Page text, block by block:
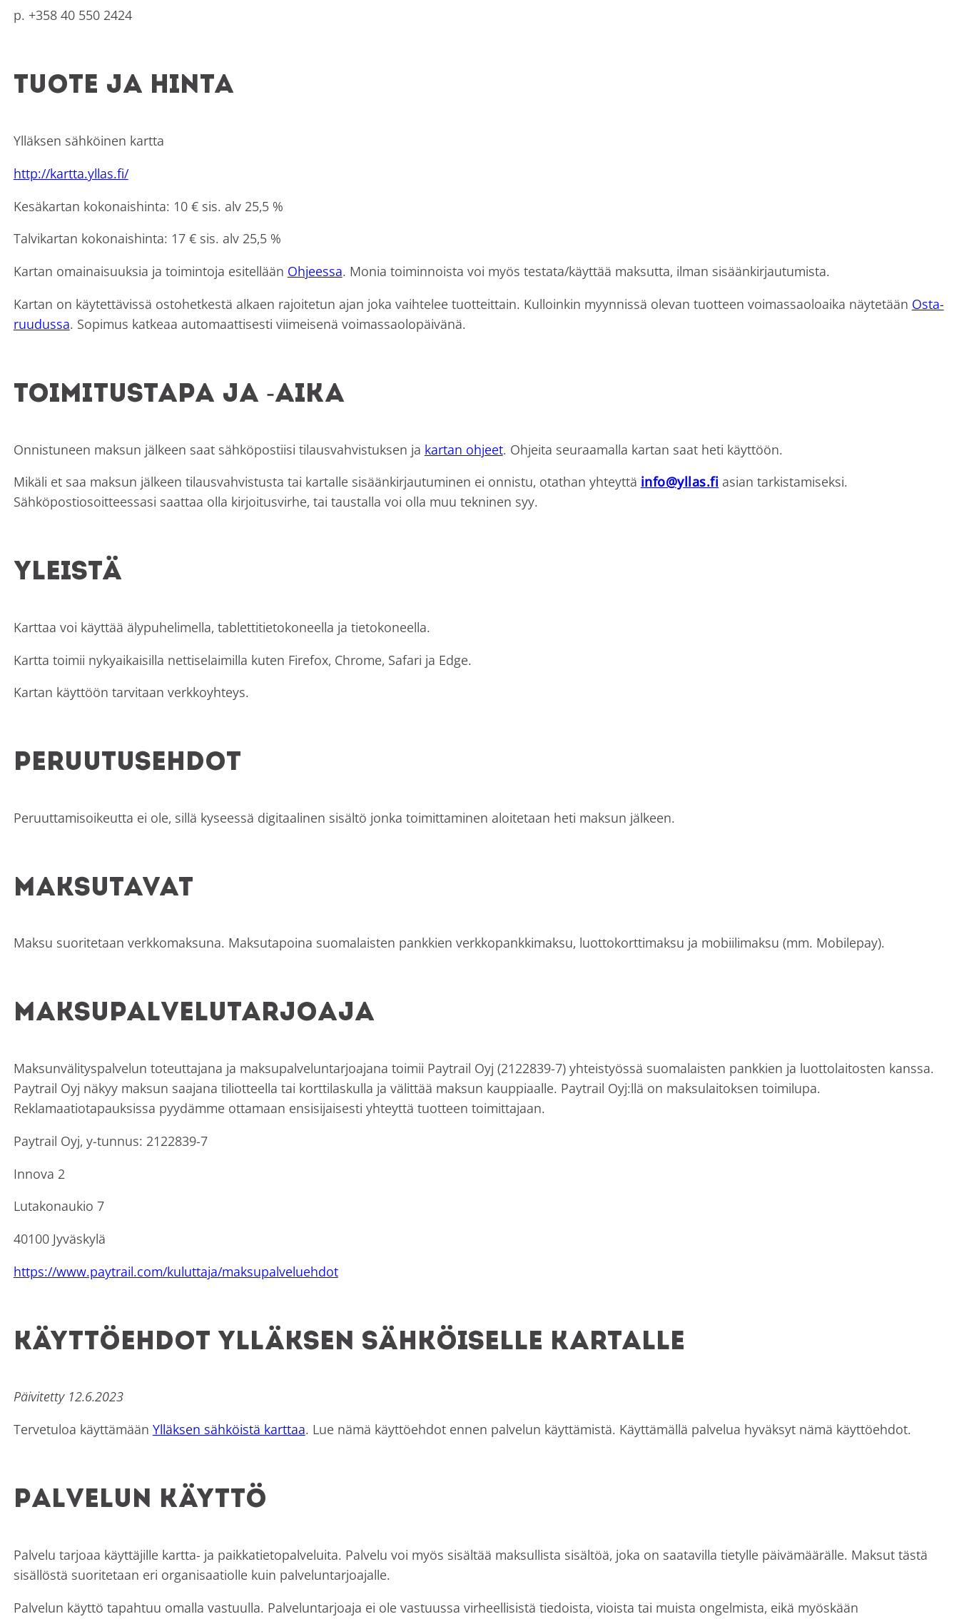
p. +358 40 550 2424
Tuote ja hinta
Ylläksen sähköinen kartta
http://kartta.yllas.fi/
Kesäkartan kokonaishinta: 10 € sis. alv 25,5 %
Talvikartan kokonaishinta: 17 € sis. alv 25,5 %
Kartan omainaisuuksia ja toimintoja esitellään Ohjeessa. Monia toiminnoista voi myös testata/käyttää maksutta, ilman sisäänkirjautumista.
Kartan on käytettävissä ostohetkestä alkaen rajoitetun ajan joka vaihtelee tuotteittain. Kulloinkin myynnissä olevan tuotteen voimassaoloaika näytetään Osta-
ruudussa. Sopimus katkeaa automaattisesti viimeisenä voimassaolopäivänä.
Toimitustapa ja -aika
Onnistuneen maksun jälkeen saat sähköpostiisi tilausvahvistuksen ja kartan ohjeet. Ohjeita seuraamalla kartan saat heti käyttöön.
Mikäli et saa maksun jälkeen tilausvahvistusta tai kartalle sisäänkirjautuminen ei onnistu, otathan yhteyttä info@yllas.fi asian tarkistamiseksi.
Sähköpostiosoitteessasi saattaa olla kirjoitusvirhe, tai taustalla voi olla muu tekninen syy.
Yleistä
Karttaa voi käyttää älypuhelimella, tablettitietokoneella ja tietokoneella.
Kartta toimii nykyaikaisilla nettiselaimilla kuten Firefox, Chrome, Safari ja Edge.
Kartan käyttöön tarvitaan verkkoyhteys.
Peruutusehdot
Peruuttamisoikeutta ei ole, sillä kyseessä digitaalinen sisältö jonka toimittaminen aloitetaan heti maksun jälkeen.
Maksutavat
Maksu suoritetaan verkkomaksuna. Maksutapoina suomalaisten pankkien verkkopankkimaksu, luottokorttimaksu ja mobiilimaksu (mm. Mobilepay).
Maksupalvelutarjoaja
Maksunvälityspalvelun toteuttajana ja maksupalveluntarjoajana toimii Paytrail Oyj (2122839-7) yhteistyössä suomalaisten pankkien ja luottolaitosten kanssa.
Paytrail Oyj näkyy maksun saajana tiliotteella tai korttilaskulla ja välittää maksun kauppiaalle. Paytrail Oyj:llä on maksulaitoksen toimilupa.
Reklamaatiotapauksissa pyydämme ottamaan ensisijaisesti yhteyttä tuotteen toimittajaan.
Paytrail Oyj, y-tunnus: 2122839-7
Innova 2
Lutakonaukio 7
40100 Jyväskylä
https://www.paytrail.com/kuluttaja/maksupalveluehdot
Käyttöehdot Ylläksen sähköiselle kartalle
Päivitetty 12.6.2023
Tervetuloa käyttämään Ylläksen sähköistä karttaa. Lue nämä käyttöehdot ennen palvelun käyttämistä. Käyttämällä palvelua hyväksyt nämä käyttöehdot.
Palvelun käyttö
Palvelu tarjoaa käyttäjille kartta- ja paikkatietopalveluita. Palvelu voi myös sisältää maksullista sisältöä, joka on saatavilla tietylle päivämäärälle. Maksut tästä
sisällöstä suoritetaan eri organisaatiolle kuin palveluntarjoajalle.
Palvelun käyttö tapahtuu omalla vastuulla. Palveluntarjoaja ei ole vastuussa virheellisistä tiedoista, vioista tai muista ongelmista, eikä myöskään